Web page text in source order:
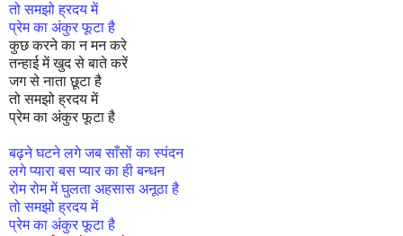
तो समझो ह्रदय में
प्रेम का अंकुर फूटा है
कुछ करने का न मन करे
तन्हाई में खुद से बाते करें
जग से नाता छूटा है
तो समझो ह्रदय में
प्रेम का अंकुर फूटा है
बढ़ने घटने लगे जब साँसों का स्पंदन
लगे प्यारा बस प्यार का ही बन्धन
रोम रोम में घुलता अहसास अनूठा है
तो समझो ह्रदय में
प्रेम का अंकुर फूटा है